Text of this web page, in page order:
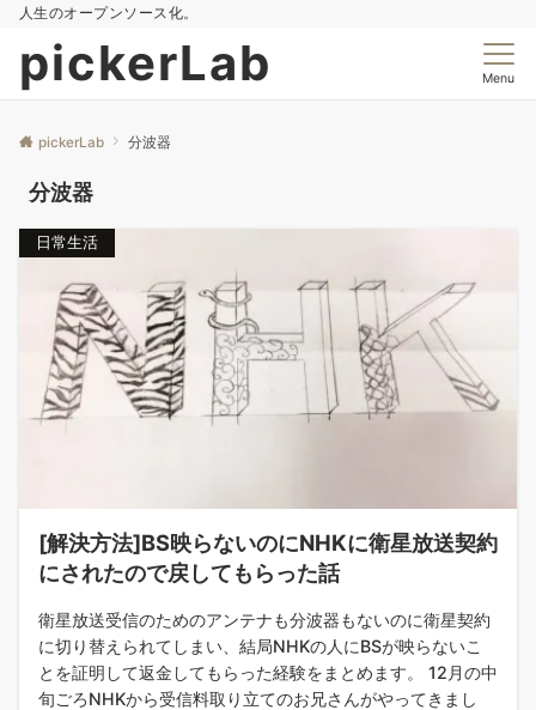
人生のオープンソース化。
pickerLab Menu
pickerLab 分波器
分波器
日常生活
[解決方法]BS映らないのにNHKに衛星放送契約
にされたので戻してもらった話
衛星放送受信のためのアンテナも分波器もないのに衛星契約
に切り替えられてしまい、結局NHKの人にBSが映らないこ
とを証明して返金してもらった経験をまとめます。 12月の中
旬ごろNHKから受信料取り立てのお兄さんがやってきまし